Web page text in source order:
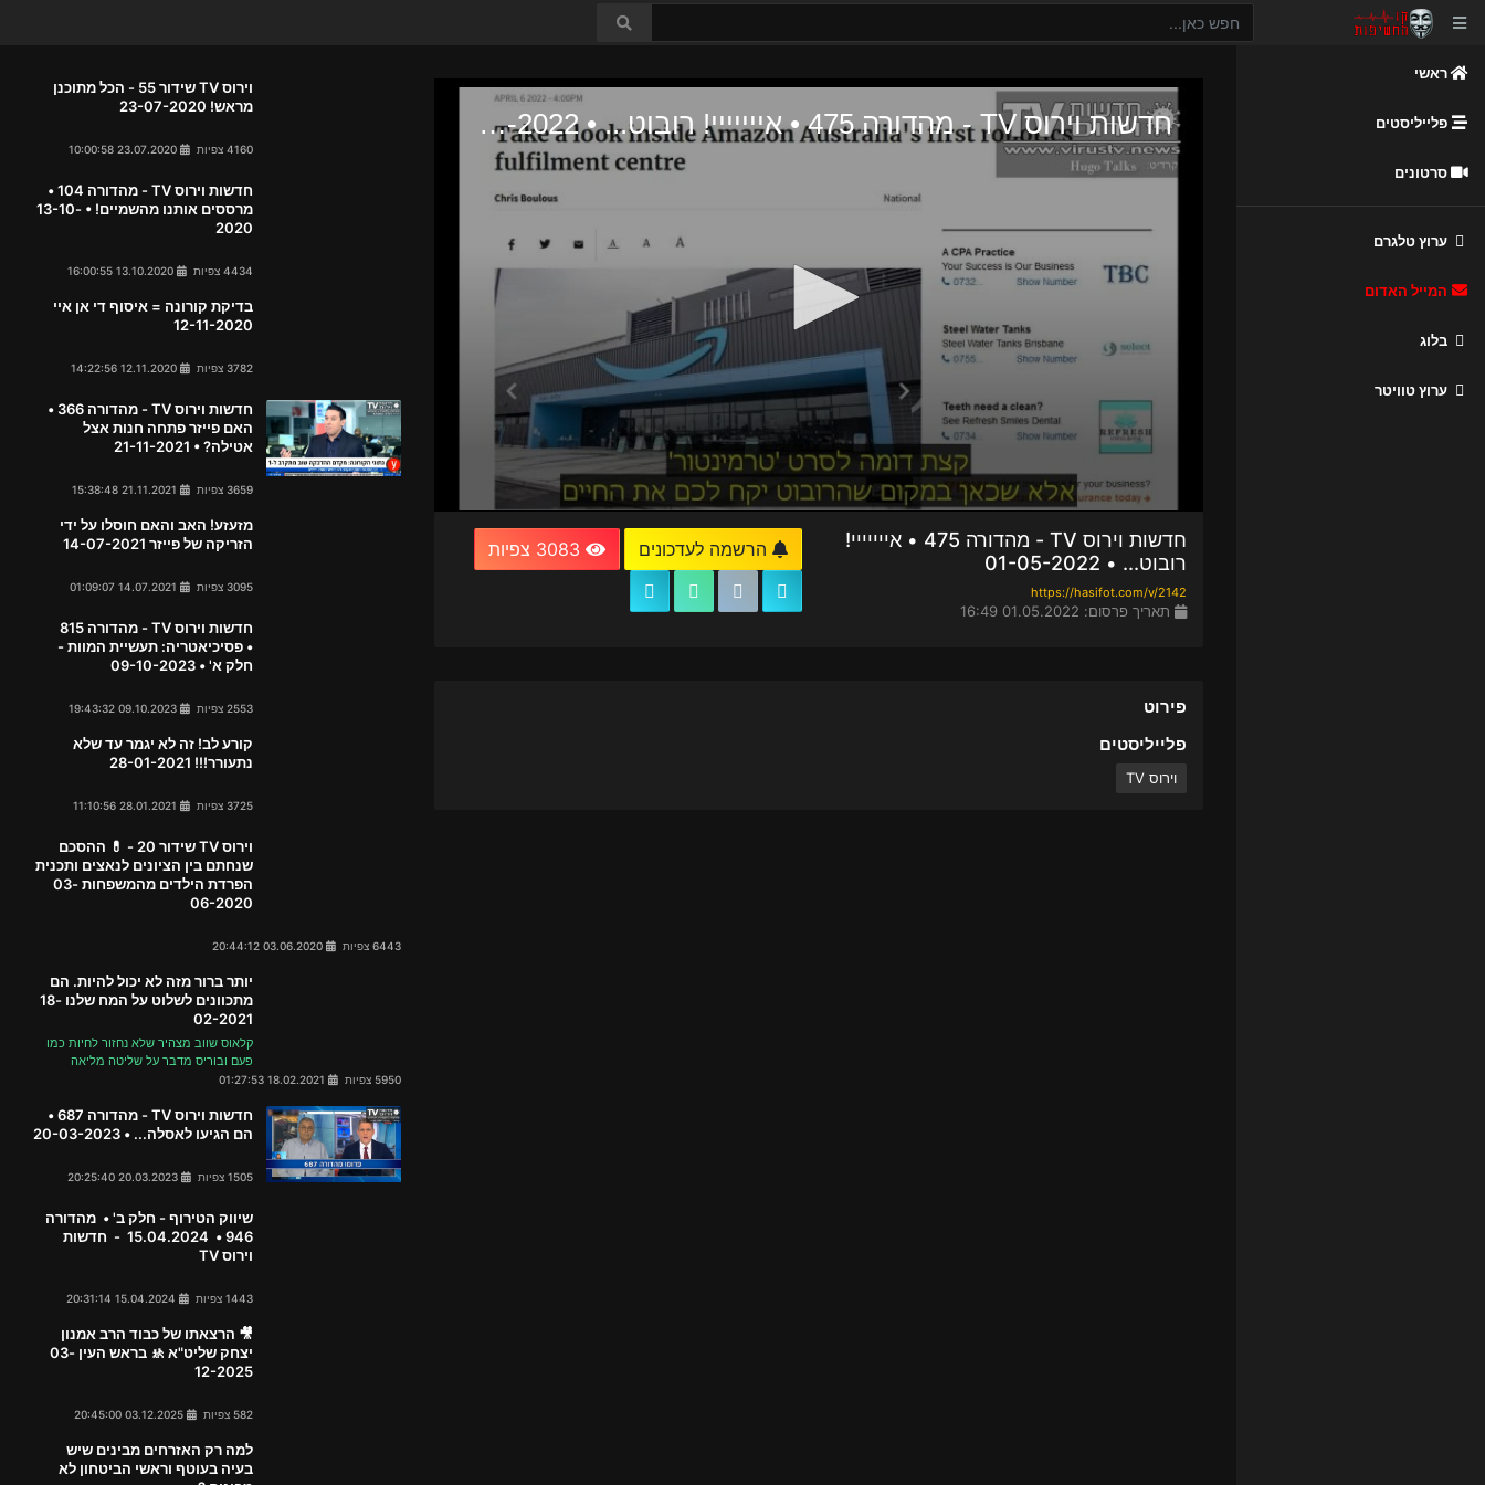
ראשי
פלייליסטים
סרטונים
ערוץ טלגרם
המייל האדום
בלוג
ערוץ טוויטר
חדשות וירוס TV - מהדורה 475 • אייייייי!
רובוט... • 01-05-2022
https://hasifot.com/v/2142
תאריך פרסום: 01.05.2022 16:49
הרשמה לעדכונים
פירוט
פלייליסטים
וירוס TV
וירוס TV שידור 55 - הכל מתוכנן
מראש! 23-07-2020
4160 צפיות
חדשות וירוס TV - מהדורה 104 •
מרססים אותנו מהשמיים! • 13-10-
2020
4434 צפיות
בדיקת קורונה = איסוף די אן איי
12-11-2020
3782 צפיות
חדשות וירוס TV - מהדורה 366 •
האם פייזר פתחה חנות אצל
אטילה? • 21-11-2021
3659 צפיות
מזעזע! האב והאם חוסלו על ידי
הזריקה של פייזר 14-07-2021
3095 צפיות
חדשות וירוס TV - מהדורה 815
• פסיכיאטריה: תעשיית המוות -
חלק א' • 09-10-2023
2553 צפיות
קורע לב! זה לא יגמר עד שלא
נתעורר!!! 28-01-2021
3725 צפיות
וירוס TV שידור 20 - 💊 ההסכם
שנחתם בין הציונים לנאצים ותכנית
הפרדת הילדים מהמשפחות 03-
06-2020
6443 צפיות
יותר ברור מזה לא יכול להיות. הם
מתכוונים לשלוט על המח שלנו 18-
02-2021
קלאוס שווב מצהיר שלא נחזור לחיות כמו
פעם ובוריס מדבר על שליטה מליאה
5950 צפיות
חדשות וירוס TV - מהדורה 687 •
הם הגיעו לאסלה... • 20-03-2023
1505 צפיות
שיווק הטירוף - חלק ב' • מהדורה
946 • 15.04.2024 - חדשות
וירוס TV
1443 צפיות
🎥 הרצאתו של כבוד הרב אמנון
יצחק שליט"א 🚸 בראש העין 03-
12-2025
582 צפיות
למה רק האזרחים מבינים שיש
בעיה בעוטף וראשי הביטחון לא